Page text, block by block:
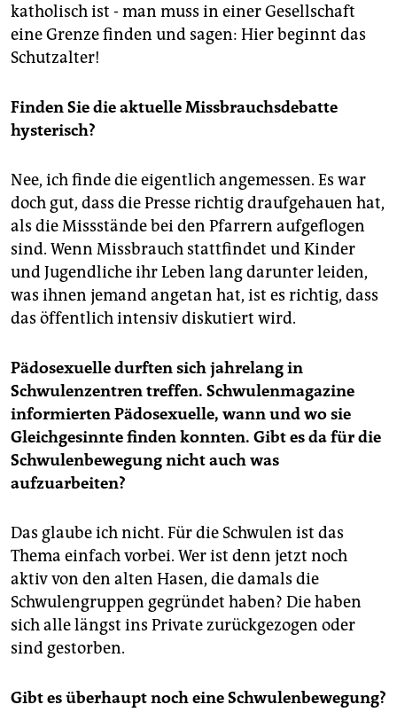
katholisch ist - man muss in einer Gesellschaft
eine Grenze finden und sagen: Hier beginnt das
Schutzalter!
Finden Sie die aktuelle Missbrauchsdebatte
hysterisch?
Nee, ich finde die eigentlich angemessen. Es war
doch gut, dass die Presse richtig draufgehauen hat,
als die Missstände bei den Pfarrern aufgeflogen
sind. Wenn Missbrauch stattfindet und Kinder
und Jugendliche ihr Leben lang darunter leiden,
was ihnen jemand angetan hat, ist es richtig, dass
das öffentlich intensiv diskutiert wird.
Pädosexuelle durften sich jahrelang in
Schwulenzentren treffen. Schwulenmagazine
informierten Pädosexuelle, wann und wo sie
Gleichgesinnte finden konnten. Gibt es da für die
Schwulenbewegung nicht auch was
aufzuarbeiten?
Das glaube ich nicht. Für die Schwulen ist das
Thema einfach vorbei. Wer ist denn jetzt noch
aktiv von den alten Hasen, die damals die
Schwulengruppen gegründet haben? Die haben
sich alle längst ins Private zurückgezogen oder
sind gestorben.
Gibt es überhaupt noch eine Schwulenbewegung?